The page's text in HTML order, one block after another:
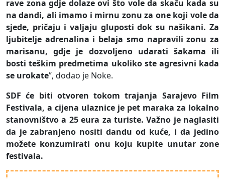
rave zona gdje dolaze ovi što vole da skaču kada su
na dandi, ali imamo i mirnu zonu za one koji vole da
sjede, pričaju i valjaju gluposti dok su našikani. Za
ljubitelje adrenalina i belaja smo napravili zonu za
marisanu, gdje je dozvoljeno udarati šakama ili
bosti teškim predmetima ukoliko ste agresivni kada
se urokate”, dodao je Noke.
SDF će biti otvoren tokom trajanja Sarajevo Film
Festivala, a cijena ulaznice je pet maraka za lokalno
stanovništvo a 25 eura za turiste. Važno je naglasiti
da je zabranjeno nositi dandu od kuće, i da jedino
možete konzumirati onu koju kupite unutar zone
festivala.